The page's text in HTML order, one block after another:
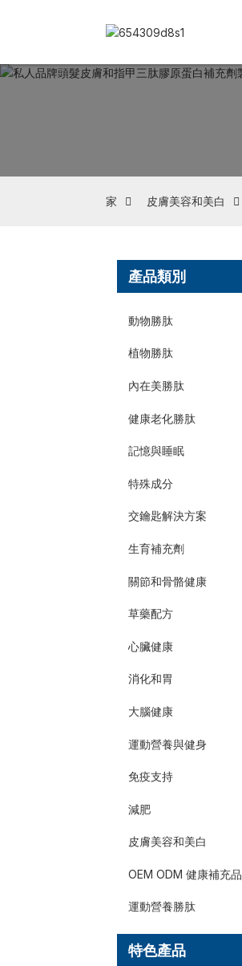
家 皮膚美容和美白
產品類別
動物勝肽
植物勝肽
內在美勝肽
健康老化勝肽
記憶與睡眠
特殊成分
交鑰匙解決方案
生育補充劑
關節和骨骼健康
草藥配方
心臟健康
消化和胃
大腦健康
運動營養與健身
免疫支持
減肥
皮膚美容和美白
OEM ODM 健康補充品
運動營養勝肽
特色產品
Loading...
Loading...